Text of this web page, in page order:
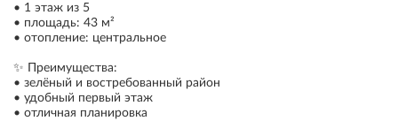
• 1 этаж из 5
• площадь: 43 м²
• отопление: центральное
✨ Преимущества:
• зелёный и востребованный район
• удобный первый этаж
• отличная планировка